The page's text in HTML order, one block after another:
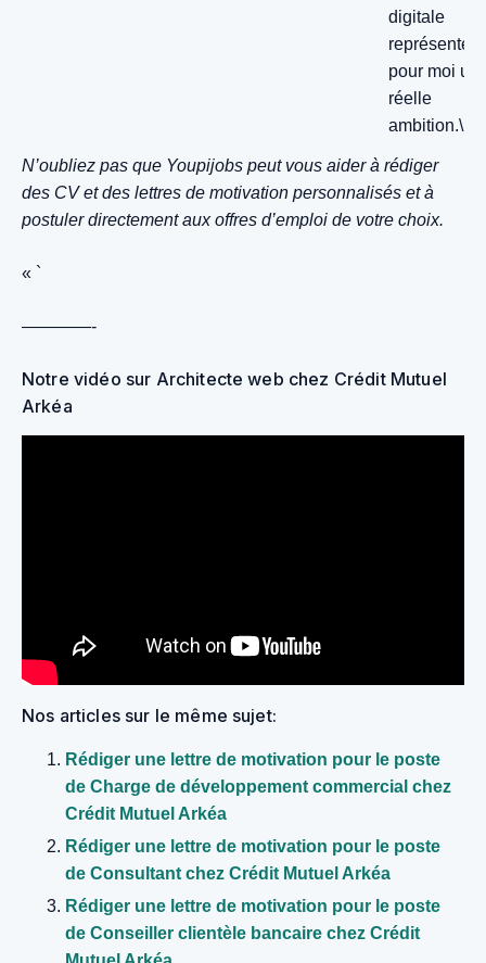
digitale
représente
pour moi
réelle
ambition.\ »
N’oubliez pas que Youpijobs peut vous aider à rédiger
des CV et des lettres de motivation personnalisés et à
postuler directement aux offres d’emploi de votre choix.
« `
————-
Notre vidéo sur Architecte web chez Crédit Mutuel
Arkéa
Nos articles sur le même sujet:
Rédiger une lettre de motivation pour le poste
de Charge de développement commercial chez
Crédit Mutuel Arkéa
Rédiger une lettre de motivation pour le poste
de Consultant chez Crédit Mutuel Arkéa
Rédiger une lettre de motivation pour le poste
de Conseiller clientèle bancaire chez Crédit